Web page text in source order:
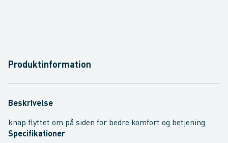
Produktinformation
Beskrivelse
knap flyttet om på siden for bedre komfort og betjening
Specifikationer